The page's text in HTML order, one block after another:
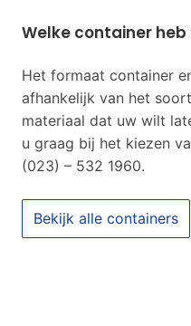
Welke container heb
Het formaat container
afhankelijk van het
materiaal dat uw wilt
u graag bij het kiezen
(023) – 532 1960.
Bekijk alle containers